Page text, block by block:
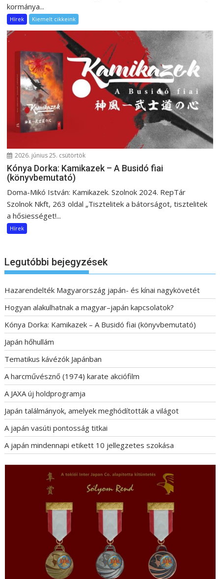
kormánya...
Hírek Kiemelt cikkeink
2026. június 25. csütörtök
Kónya Dorka: Kamikazek – A Busidó fiai
(könyvbemutató)
Doma-Mikó István: Kamikazek. Szolnok 2024. RepTár
Szolnok Nkft, 263 oldal „Tisztelitek a bátorságot, tisztelitek
a hősiességet!...
Hírek
Legutóbbi bejegyzések
Hazarendelték Magyarország japán- és kínai nagykövetét
Hogyan alakulhatnak a magyar–japán kapcsolatok?
Kónya Dorka: Kamikazek – A Busidó fiai (könyvbemutató)
Japán hőhullám
Tematikus kávézók Japánban
A harcművésznő (1974) karate akciófilm
A JAXA új holdprogramja
Japán találmányok, amelyek meghódították a világot
A japán vasúti pontosság titkai
A japán mindennapi etikett 10 jellegzetes szokása